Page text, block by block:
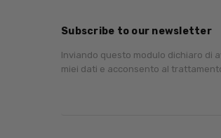
Subscribe to our newsletter
Inviando questo modulo dichiaro di
miei dati e acconsento al